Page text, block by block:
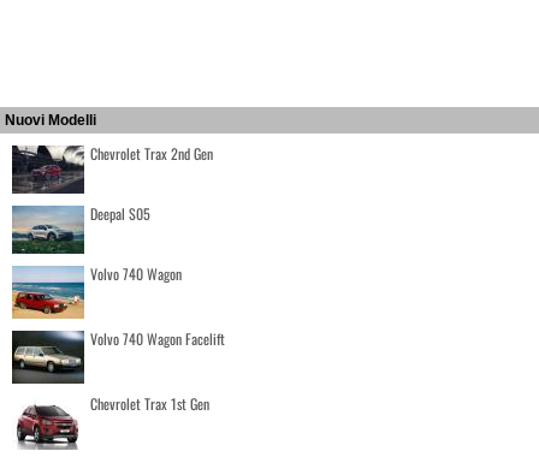
Nuovi Modelli
Chevrolet Trax 2nd Gen
Deepal S05
Volvo 740 Wagon
Volvo 740 Wagon Facelift
Chevrolet Trax 1st Gen